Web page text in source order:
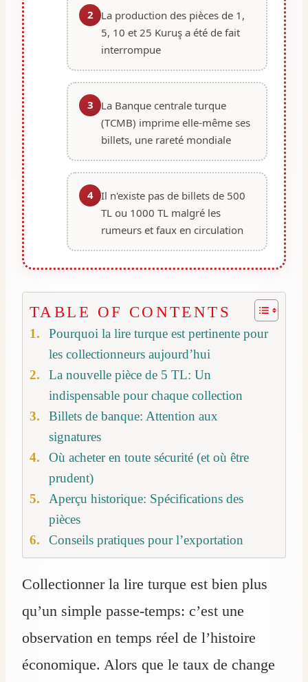
2
La production des pièces de 1,
5, 10 et 25 Kuruş a été de fait
interrompue
3
La Banque centrale turque
(TCMB) imprime elle-même ses
billets, une rareté mondiale
4 Il n'existe pas de billets de 500
TL ou 1000 TL malgré les
rumeurs et faux en circulation
TABLE OF CONTENTS
Pourquoi la lire turque est pertinente pour
les collectionneurs aujourd’hui
La nouvelle pièce de 5 TL: Un
indispensable pour chaque collection
Billets de banque: Attention aux
signatures
Où acheter en toute sécurité (et où être
prudent)
Aperçu historique: Spécifications des
pièces
Conseils pratiques pour l’exportation
Collectionner la lire turque est bien plus
qu’un simple passe-temps: c’est une
observation en temps réel de l’histoire
économique. Alors que le taux de change